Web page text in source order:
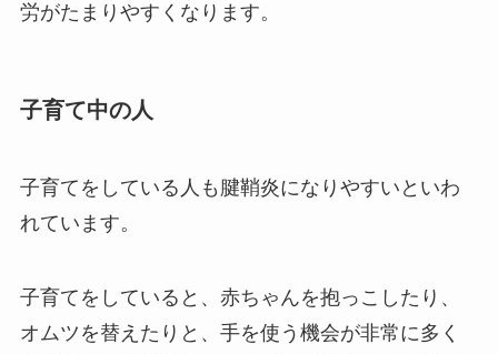
労がたまりやすくなります。
子育て中の人
子育てをしている人も腱鞘炎になりやすいといわ
れています。
子育てをしていると、赤ちゃんを抱っこしたり、
オムツを替えたりと、手を使う機会が非常に多く